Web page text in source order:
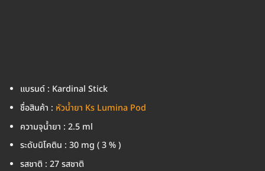
แบรนด์ : Kardinal Stick
ชื่อสินค้า : หัวน้ำยา Ks Lumina Pod
ความจุน้ำยา : 2.5 ml
ระดับนิโคติน : 30 mg ( 3 % )
รสชาติ : 27 รสชาติ